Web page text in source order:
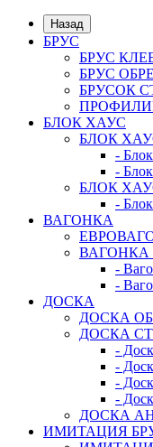
Назад
БРУС
БРУС
БРУС
БРУСОК
БЛОК ХАУС
БЛОК
-
-
БЛОК
-
ВАГОНКА
-
-
ДОСКА
ДОСКА
ДОСКА
-
-
-
-
ДОСКА
ИМИТАЦИЯ